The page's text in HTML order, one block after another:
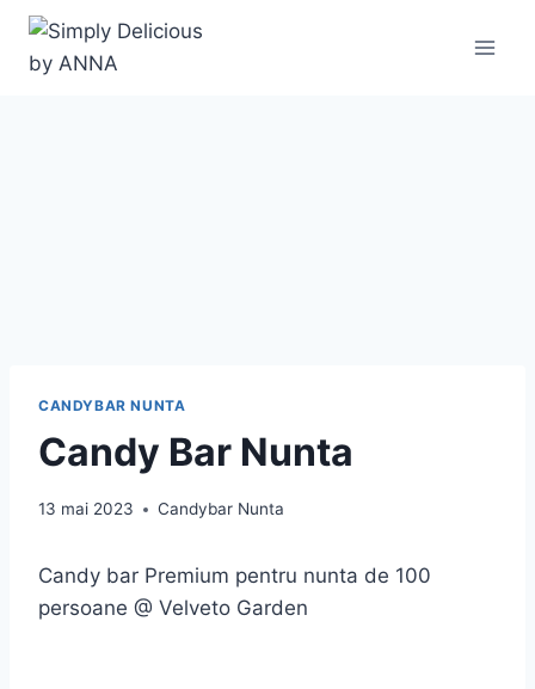
CANDYBAR NUNTA
Candy Bar Nunta
13 mai 2023 Candybar Nunta
Candy bar Premium pentru nunta de 100
persoane @ Velveto Garden